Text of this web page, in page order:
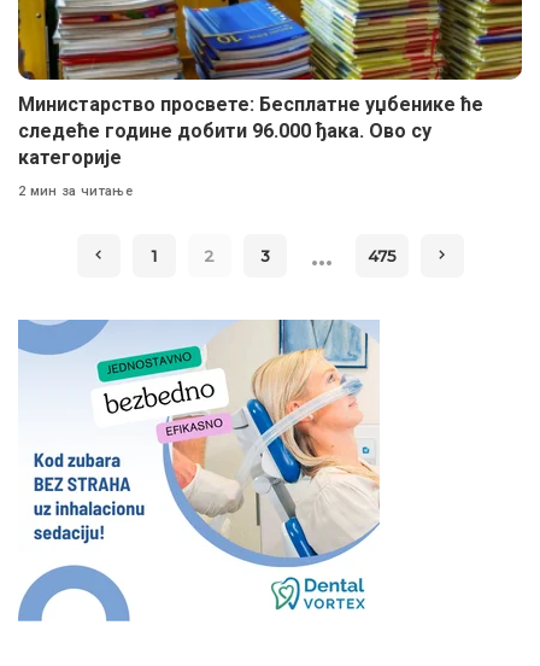
Министарство просвете: Бесплатне уџбенике ће
следеће године добити 96.000 ђака. Ово су
категорије
2 мин за читање
1 2 3 … 475